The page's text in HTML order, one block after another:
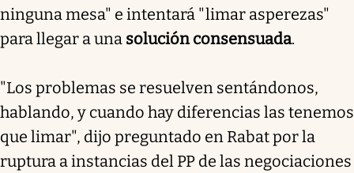
ninguna mesa" e intentará "limar asperezas"
para llegar a una solución consensuada.
"Los problemas se resuelven sentándonos,
hablando, y cuando hay diferencias las tenemos
que limar", dijo preguntado en Rabat por la
ruptura a instancias del PP de las negociaciones